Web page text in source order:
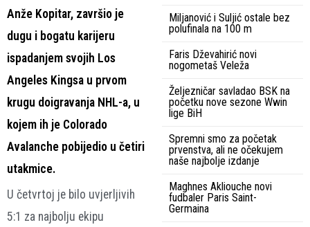
Anže Kopitar, završio je
dugu i bogatu karijeru
ispadanjem svojih Los
Angeles Kingsa u prvom
krugu doigravanja NHL-a, u
kojem ih je Colorado
Avalanche pobijedio u četiri
utakmice.
U četvrtoj je bilo uvjerljivih
5:1 za najbolju ekipu
Miljanović i Suljić ostale bez
polufinala na 100 m
Faris Dževahirić novi
nogometaš Veleža
Željezničar savladao BSK na
početku nove sezone Wwin
lige BiH
Spremni smo za početak
prvenstva, ali ne očekujem
naše najbolje izdanje
Maghnes Akliouche novi
fudbaler Paris Saint-
Germaina